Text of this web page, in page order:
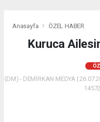
Anasayfa ÖZEL HABER
Kuruca
(DM) - DEMİRKAN MEDYA |